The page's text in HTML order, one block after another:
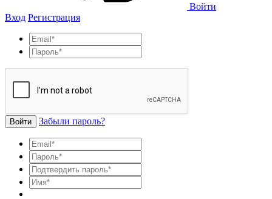
Войти
Вход Регистрация
Войти Забыли пароль?